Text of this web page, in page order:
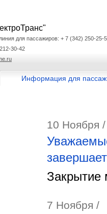
для пассажиров: + 7 (342) 250-25-
30-42
Информация для
10 Ноября /
Закрытие
7 Ноября /